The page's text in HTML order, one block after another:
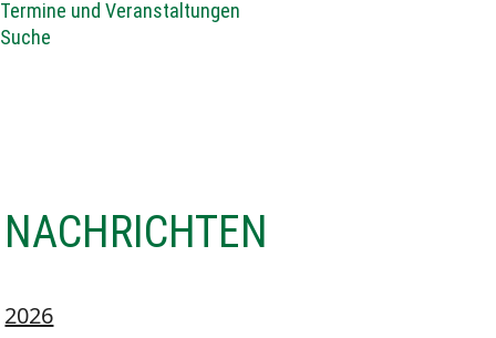
Termine und Veranstaltungen
Suche
NACHRICHTEN
2026